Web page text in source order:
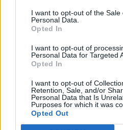
I want to opt-out of the Sale
Personal Data.
Opted In
I want to opt-out of
Personal Data for Targeted
Opted In
I want to opt-out of
Retention, Sale, and/or
Personal Data that Is
Purposes for which it was
Opted Out
Δείτε το βίντεο
του Βλαδίμηρου
ερώτηση